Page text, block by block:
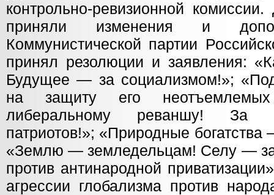
контрольно-ревизионной
приняли изменения и
Коммунистической партии
принял резолюции и заявления:
Будущее — за социализмом!»;
на защиту его
либеральному реваншу! За
патриотов!»; «Природные
«Землю — земледельцам! Селу —
против антинародной
агрессии глобализма против